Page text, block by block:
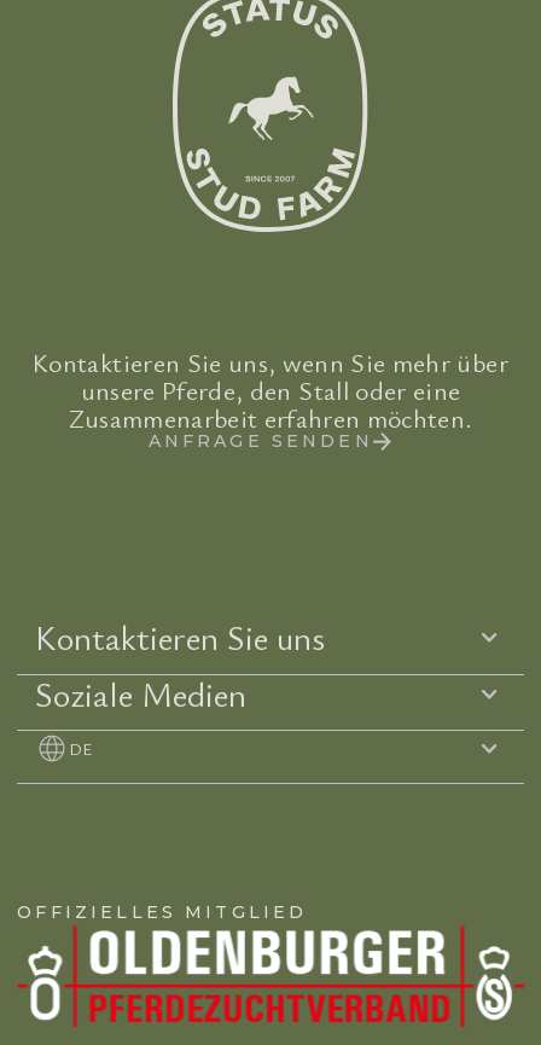
Kontaktieren Sie uns
Soziale Medien
DE
OFFIZIELLES MITGLIED
Kontaktieren Sie uns, wenn Sie mehr über
unsere Pferde, den Stall oder eine
Zusammenarbeit erfahren möchten.
ANFRAGE SENDEN